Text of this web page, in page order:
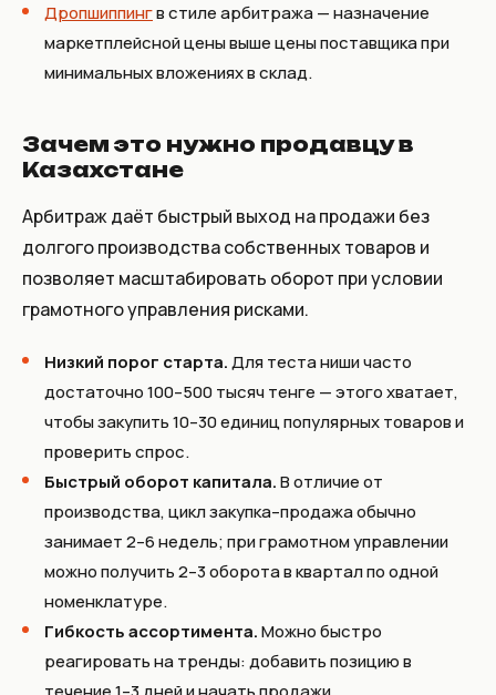
Дропшиппингв стиле арбитража— назначение
маркетплейсной цены выше цены поставщика при
минимальных вложениях в склад.
Зачем это нужно продавцу в
Казахстане
Арбитраж даёт быстрый выход на продажи без
долгого производства собственных товаров и
позволяет масштабировать оборот при условии
грамотного управления рисками.
Низкий порог старта.Для теста ниши часто
достаточно 100–500 тысяч тенге — этого хватает,
чтобы закупить 10–30 единиц популярных товаров и
проверить спрос.
Быстрый оборот капитала.В отличие от
производства, цикл закупка–продажа обычно
занимает 2–6 недель; при грамотном управлении
можно получить 2–3 оборота в квартал по одной
номенклатуре.
Гибкость ассортимента.Можно быстро
реагировать на тренды: добавить позицию в